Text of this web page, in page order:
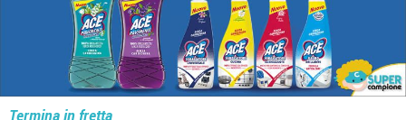
Termina in fretta